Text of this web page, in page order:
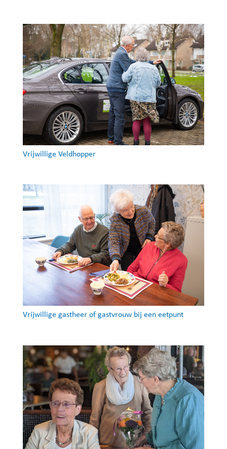
Vrijwillige Veldhopper
Vrijwillige gastheer of gastvrouw bij een eetpunt